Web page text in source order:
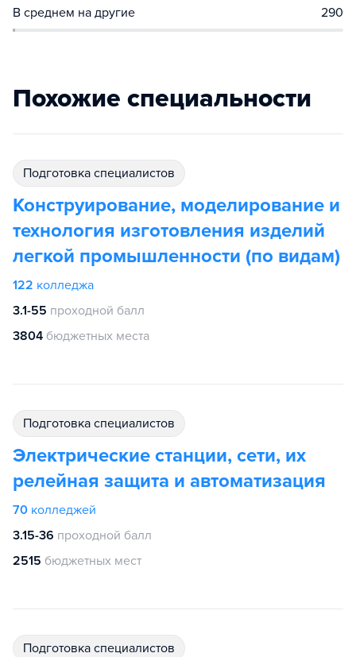
В среднем на другие 290
Похожие специальности
подготовка специалистов
Конструирование, моделирование и
технология изготовления изделий
легкой промышленности (по видам)
122 колледжа
3.1-55 проходной балл
3804 бюджетных места
подготовка специалистов
Электрические станции, сети, их
релейная защита и автоматизация
70 колледжей
3.15-36 проходной балл
2515 бюджетных мест
подготовка специалистов